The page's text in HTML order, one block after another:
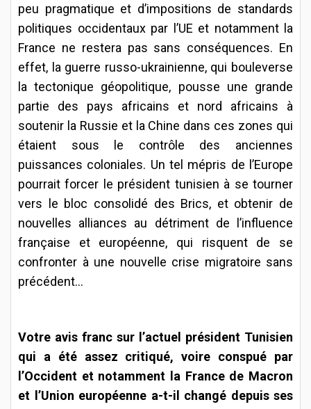
peu pragmatique et d’impositions de standards
politiques occidentaux par l’UE et notamment la
France ne restera pas sans conséquences. En
effet, la guerre russo-ukrainienne, qui bouleverse
la tectonique géopolitique, pousse une grande
partie des pays africains et nord africains à
soutenir la Russie et la Chine dans ces zones qui
étaient sous le contrôle des anciennes
puissances coloniales. Un tel mépris de l’Europe
pourrait forcer le président tunisien à se tourner
vers le bloc consolidé des Brics, et obtenir de
nouvelles alliances au détriment de l’influence
française et européenne, qui risquent de se
confronter à une nouvelle crise migratoire sans
précédent…
Votre avis franc sur l’actuel président Tunisien
qui a été assez critiqué, voire conspué par
l’Occident et notamment la France de Macron
et l’Union européenne a-t-il changé depuis ses